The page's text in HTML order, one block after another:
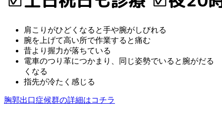
肩こりがひどくなると手や腕がしびれる
腕を上げて高い所で作業すると痛む
昔より握力が落ちている
電車のつり革につかまり、同じ姿勢でいると腕がだる
くなる
指先が冷たく感じる
胸郭出口症候群の詳細はコチラ